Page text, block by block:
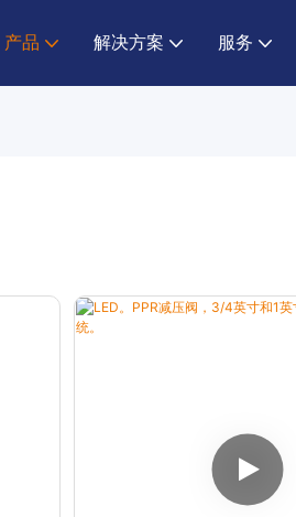
产品 解决方案 服务